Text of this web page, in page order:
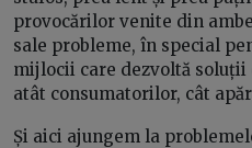
provocărilor venite din
sale probleme, în special
mijlocii care dezvoltă soluții
atât consumatorilor, cât
Și aici ajungem la